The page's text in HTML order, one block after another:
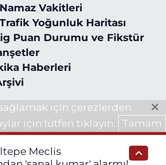
Vakitleri
Yoğunluk Haritası
Puan Durumu ve Fikstür
Haberleri
için çerezlerden
için lütfen tıklayın.
Tamam
Meclis